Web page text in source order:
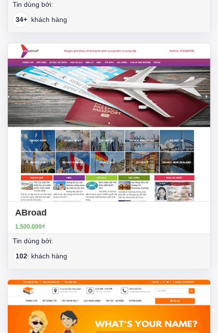
Tin dùng bởi:
34+ khách hàng
ABroad
1.500.000₫
Tin dùng bởi:
102+ khách hàng